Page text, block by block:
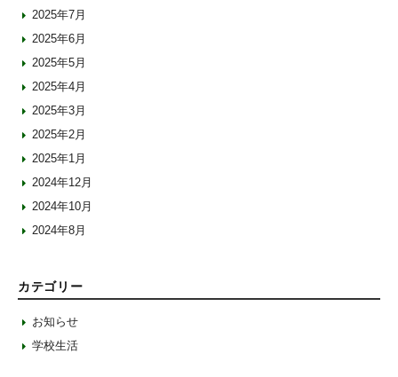
2025年7月
2025年6月
2025年5月
2025年4月
2025年3月
2025年2月
2025年1月
2024年12月
2024年10月
2024年8月
カテゴリー
お知らせ
学校生活